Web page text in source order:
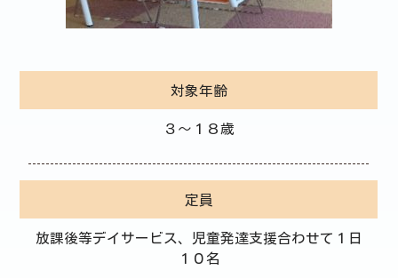
対象年齢
３～１８歳
定員
放課後等デイサービス、児童発達支援合わせて１日
１０名